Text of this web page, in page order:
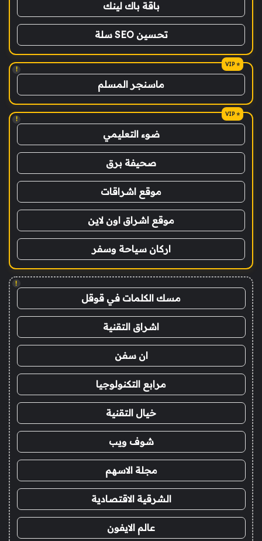
باقة باك لينك
تحسين SEO سلة
!
ماسنجر المسلم
!
ضوء التعليمي
صحيفة برق
موقع اشراقات
موقع اشراق اون لاين
اركان سياحة وسفر
!
مسك الكلمات في قوقل
اشراق التقنية
ان سفن
مرابع التكنولوجيا
خيال التقنية
شوف ويب
مجلة الاسهم
الشرقية الاقتصادية
عالم الايفون